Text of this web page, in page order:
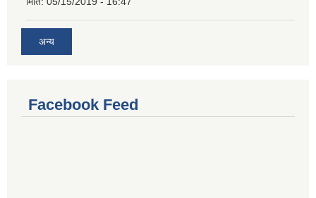
अन्य
Facebook Feed